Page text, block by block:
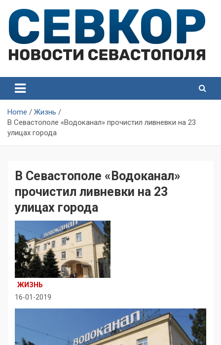
content
Севастополя
Севастополя
Home
Жизнь
В Севастополе «Водоканал» прочистил ливневки на 23
улицах города
В Севастополе «Водоканал»
прочистил ливневки на 23
улицах города
ЖИЗНЬ
16-01-2019